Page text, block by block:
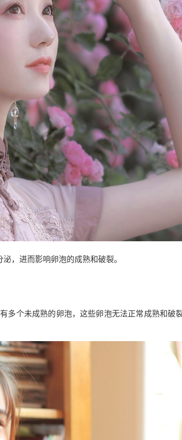
，进而影响卵泡的成熟和破裂。
多个未成熟的卵泡，这些卵泡无法正常成熟和破